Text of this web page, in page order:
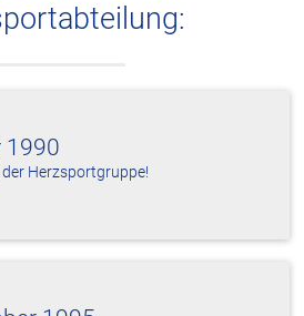
1990
Herzsportgruppe!